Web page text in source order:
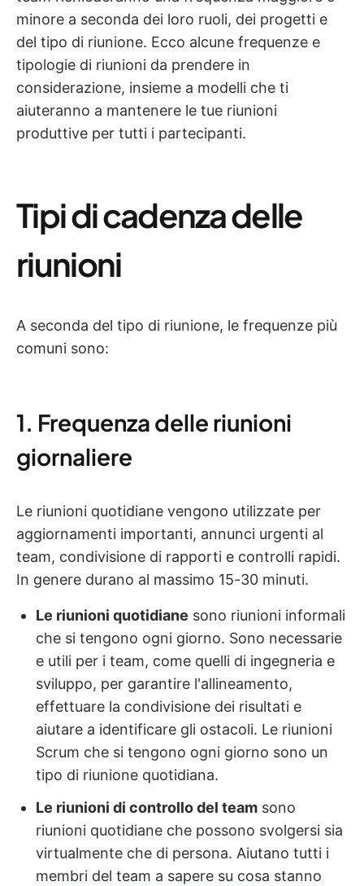
minore a seconda dei loro ruoli, dei progetti e
del tipo di riunione. Ecco alcune frequenze e
tipologie di riunioni da prendere in
considerazione, insieme a modelli che ti
aiuteranno a mantenere le tue riunioni
produttive per tutti i partecipanti.
Tipi di cadenza delle
riunioni
A seconda del tipo di riunione, le frequenze più
comuni sono:
1. Frequenza delle riunioni
giornaliere
Le riunioni quotidiane vengono utilizzate per
aggiornamenti importanti, annunci urgenti al
team, condivisione di rapporti e controlli rapidi.
In genere durano al massimo 15-30 minuti.
Le riunioni quotidiane sono riunioni informali
che si tengono ogni giorno. Sono necessarie
e utili per i team, come quelli di ingegneria e
sviluppo, per garantire l'allineamento,
effettuare la condivisione dei risultati e
aiutare a identificare gli ostacoli. Le riunioni
Scrum che si tengono ogni giorno sono un
tipo di riunione quotidiana.
Le riunioni di controllo del team sono
riunioni quotidiane che possono svolgersi sia
virtualmente che di persona. Aiutano tutti i
membri del team a sapere su cosa stanno